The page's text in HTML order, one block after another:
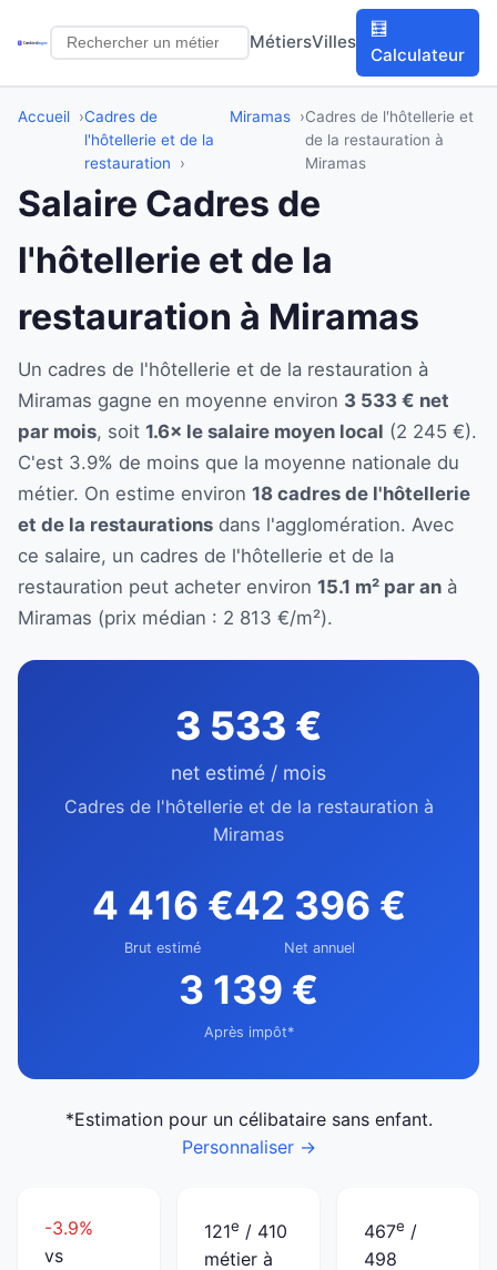
MétiersVilles
🧮
Calculateur
Accueil
Cadres de
l'hôtellerie et de la
restauration
Miramas
Cadres de l'hôtellerie et
de la restauration à
Miramas
Salaire Cadres de
l'hôtellerie et de la
restauration à Miramas
Un cadres de l'hôtellerie et de la restauration à
Miramas gagne en moyenne environ 3 533 € net
par mois, soit 1.6× le salaire moyen local (2 245 €).
C'est 3.9% de moins que la moyenne nationale du
métier. On estime environ 18 cadres de l'hôtellerie
et de la restaurations dans l'agglomération. Avec
ce salaire, un cadres de l'hôtellerie et de la
restauration peut acheter environ 15.1 m² par an à
Miramas (prix médian : 2 813 €/m²).
3 533 €
net estimé / mois
Cadres de l'hôtellerie et de la restauration à
Miramas
4 416 €
Brut estimé
42 396 €
Net annuel
3 139 €
Après impôt*
*Estimation pour un célibataire sans enfant.
Personnaliser →
-3.9%
vs
121e / 410
métier à
467e /
498